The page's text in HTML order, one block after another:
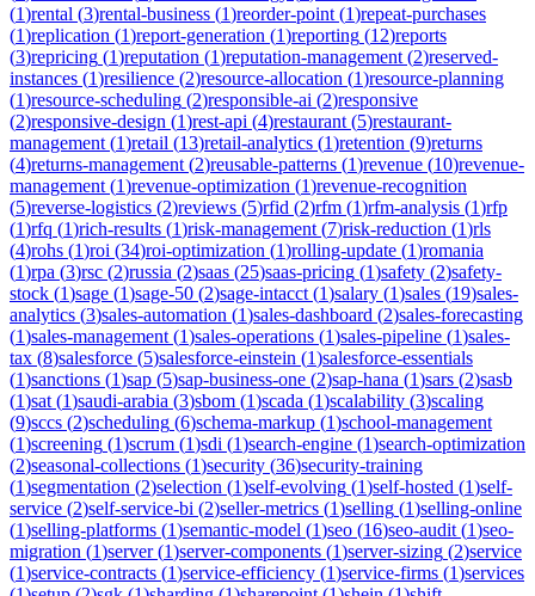
(1)rental (3)rental-business (1)reorder-point (1)repeat-purchases
(1)replication (1)report-generation (1)reporting (12)reports
(3)repricing (1)reputation (1)reputation-management (2)reserved-
instances (1)resilience (2)resource-allocation (1)resource-planning
(1)resource-scheduling (2)responsible-ai (2)responsive
(2)responsive-design (1)rest-api (4)restaurant (5)restaurant-
management (1)retail (13)retail-analytics (1)retention (9)returns
(4)returns-management (2)reusable-patterns (1)revenue (10)revenue-
management (1)revenue-optimization (1)revenue-recognition
(5)reverse-logistics (2)reviews (5)rfid (2)rfm (1)rfm-analysis (1)rfp
(1)rfq (1)rich-results (1)risk-management (7)risk-reduction (1)rls
(4)rohs (1)roi (34)roi-optimization (1)rolling-update (1)romania
(1)rpa (3)rsc (2)russia (2)saas (25)saas-pricing (1)safety (2)safety-
stock (1)sage (1)sage-50 (2)sage-intacct (1)salary (1)sales (19)sales-
analytics (3)sales-automation (1)sales-dashboard (2)sales-forecasting
(1)sales-management (1)sales-operations (1)sales-pipeline (1)sales-
tax (8)salesforce (5)salesforce-einstein (1)salesforce-essentials
(1)sanctions (1)sap (5)sap-business-one (2)sap-hana (1)sars (2)sasb
(1)sat (1)saudi-arabia (3)sbom (1)scada (1)scalability (3)scaling
(9)sccs (2)scheduling (6)schema-markup (1)school-management
(1)screening (1)scrum (1)sdi (1)search-engine (1)search-optimization
(2)seasonal-collections (1)security (36)security-training
(1)segmentation (2)selection (1)self-evolving (1)self-hosted (1)self-
service (2)self-service-bi (2)seller-metrics (1)selling (1)selling-online
(1)selling-platforms (1)semantic-model (1)seo (16)seo-audit (1)seo-
migration (1)server(1)server-components (1)server-sizing (2)service
(1)service-contracts (1)service-efficiency (1)service-firms (1)services